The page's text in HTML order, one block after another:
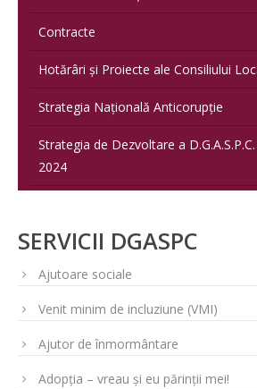
Contracte
Hotărâri și Proiecte ale Consiliului
Strategia Națională Anticorupție
Strategia de Dezvoltare a
2024
SERVICII DGASPC
Ajutoare sociale
Venit minim de incluziune (VMI)
Ajutor de înmormântare
Adopția – vreau și eu părinții mei!